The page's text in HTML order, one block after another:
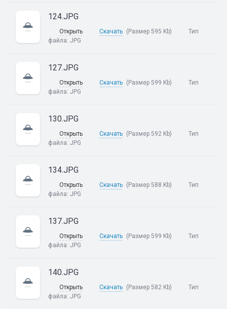
124.JPG
Открыть Скачать (Размер 595 Kb)
Тип
файла: JPG
127.JPG
Открыть Скачать (Размер 599 Kb)
Тип
файла: JPG
130.JPG
Открыть Скачать (Размер 592 Kb)
Тип
файла: JPG
134.JPG
Открыть Скачать (Размер 588 Kb)
Тип
файла: JPG
137.JPG
Открыть Скачать (Размер 599 Kb)
Тип
файла: JPG
140.JPG
Открыть Скачать (Размер 582 Kb)
Тип
файла: JPG